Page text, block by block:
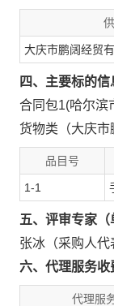
大庆市鹏阔经贸
四、主要标的信
合同包1(哈尔滨
货物类（大庆市
品目号
1-1
五、评审专家（
张冰（采购人代
六、代理服务收
代理服